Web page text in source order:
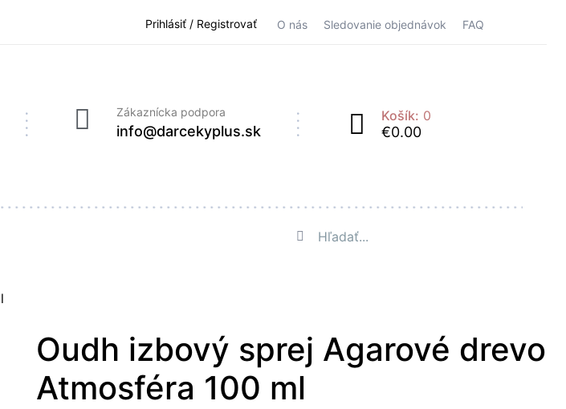
Prihlásiť / Registrovať O nás Sledovanie objednávok FAQ
Zákaznícka podpora
info@darcekyplus.sk
Košík: 0
€0.00
Oudh izbový sprej Agarové drevo
Atmosféra 100 ml